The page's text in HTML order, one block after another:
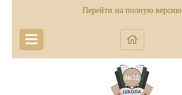
Перейти на полную версию